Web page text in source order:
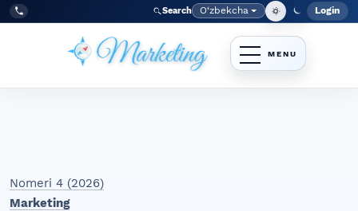
Skip to main navigation menu
Skip to main content
Skip to site footer
Tel:
+998977838464 Search Language
O‘zbekcha Login
Nomeri 4 (2026)
Marketing